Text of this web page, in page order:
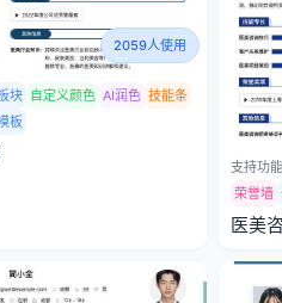
2059人使用
块 自定义颜色 AI润色 技能条
板
支持功
荣誉墙
医美